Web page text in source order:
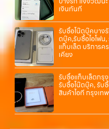
เงินทันที
รับซื้อโน๊ตบุ๊คบาง
ตบุ๊ค,รับซื้อไอโฟน
แท็บเล็ต บริการ
เคียง
รับซื้อแท็บเล็ตกรุ
รับซื้อโน๊ตบุ๊ค, รับ
สินค้าไอที กรุงเท